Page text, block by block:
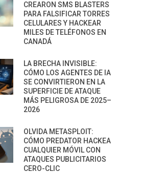
CREARON SMS BLASTERS
PARA FALSIFICAR TORRES
CELULARES Y HACKEAR
MILES DE TELÉFONOS EN
CANADÁ
LA BRECHA INVISIBLE:
CÓMO LOS AGENTES DE IA
SE CONVIRTIERON EN LA
SUPERFICIE DE ATAQUE
MÁS PELIGROSA DE 2025–
2026
OLVIDA METASPLOIT:
CÓMO PREDATOR HACKEA
CUALQUIER MÓVIL CON
ATAQUES PUBLICITARIOS
CERO-CLIC